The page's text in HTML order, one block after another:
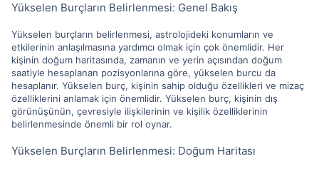
Yükselen Burçların Belirlenmesi: Genel Bakış
Yükselen burçların belirlenmesi, astrolojideki konumların ve
etkilerinin anlaşılmasına yardımcı olmak için çok önemlidir. Her
kişinin doğum haritasında, zamanın ve yerin açısından doğum
saatiyle hesaplanan pozisyonlarına göre, yükselen burcu da
hesaplanır. Yükselen burç, kişinin sahip olduğu özellikleri ve mizaç
özelliklerini anlamak için önemlidir. Yükselen burç, kişinin dış
görünüşünün, çevresiyle ilişkilerinin ve kişilik özelliklerinin
belirlenmesinde önemli bir rol oynar.
Yükselen Burçların Belirlenmesi: Doğum Haritası